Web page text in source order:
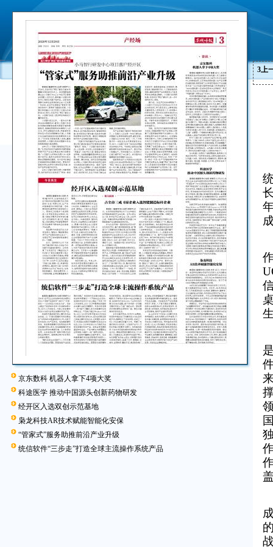
京东数科 机器人拿下4项大奖
科途医学 推动中国源头创新药物研发
经开区入选双创示范基地
枭龙科技AR技术赋能智能化安保
“管家式”服务助推前沿产业升级
统信软件“三步走”打造全球主流操作系统产品
3上